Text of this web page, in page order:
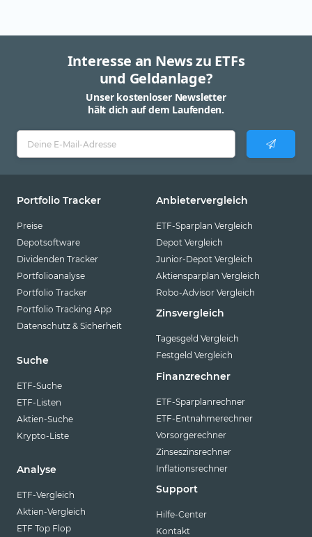
Interesse an News zu ETFs
und Geldanlage?
Unser kostenloser Newsletter
hält dich auf dem Laufenden.
Portfolio Tracker
Preise
Depotsoftware
Dividenden Tracker
Portfolioanalyse
Portfolio Tracker
Portfolio Tracking App
Datenschutz & Sicherheit
Suche
ETF-Suche
ETF-Listen
Aktien-Suche
Krypto-Liste
Analyse
ETF-Vergleich
Aktien-Vergleich
ETF Top Flop
Anbietervergleich
ETF-Sparplan Vergleich
Depot Vergleich
Junior-Depot Vergleich
Aktiensparplan Vergleich
Robo-Advisor Vergleich
Zinsvergleich
Tagesgeld Vergleich
Festgeld Vergleich
Finanzrechner
ETF-Sparplanrechner
ETF-Entnahmerechner
Vorsorgerechner
Zinseszinsrechner
Inflationsrechner
Support
Hilfe-Center
Kontakt